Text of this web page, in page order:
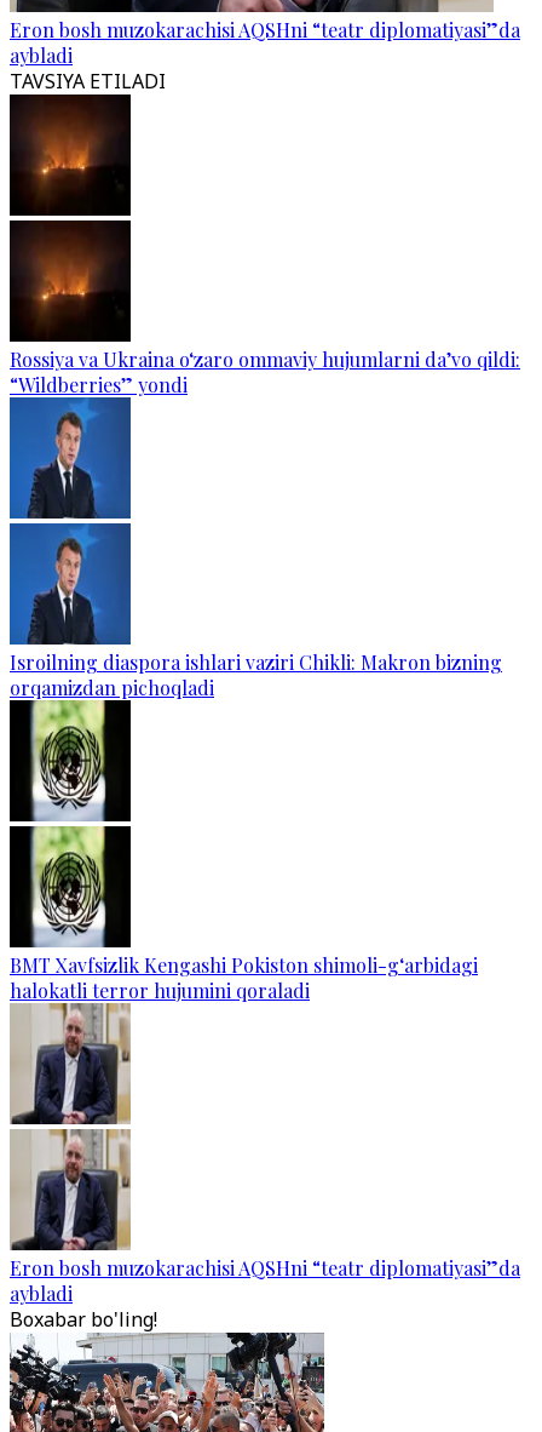
Eron bosh muzokarachisi AQSHni “teatr diplomatiyasi”da
aybladi
TAVSIYA ETILADI
Rossiya va Ukraina o‘zaro ommaviy hujumlarni da’vo qildi:
“Wildberries” yondi
Isroilning diaspora ishlari vaziri Chikli: Makron bizning
orqamizdan pichoqladi
BMT Xavfsizlik Kengashi Pokiston shimoli-g‘arbidagi
halokatli terror hujumini qoraladi
Eron bosh muzokarachisi AQSHni “teatr diplomatiyasi”da
aybladi
Boxabar bo'ling!